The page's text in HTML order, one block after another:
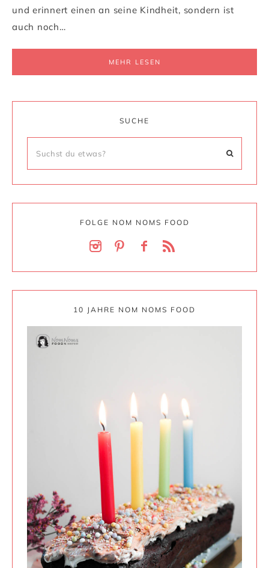
und erinnert einen an seine Kindheit, sondern ist
auch noch…
MEHR LESEN
SUCHE
FOLGE NOM NOMS FOOD
10 JAHRE NOM NOMS FOOD